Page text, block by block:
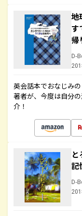
地
す
帰
D-
英会話本でおなじみ
著者が、今度は自分
介！
D-